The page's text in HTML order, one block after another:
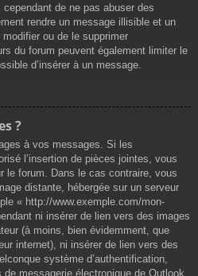
de ne pas abuser des
rendre un message illisible et un
ou de le supprimer
du forum peuvent également limiter le
d’insérer à un message.
?
à vos messages. Si les
l’insertion de pièces jointes, vous
le forum. Dans le cas contraire, vous
distante, hébergée sur un serveur
« http://www.exemple.com/mon-
ni insérer de lien vers des images
(à moins, bien évidemment, que
internet), ni insérer de lien vers des
système d’authentification,
messagerie électronique de Outlook